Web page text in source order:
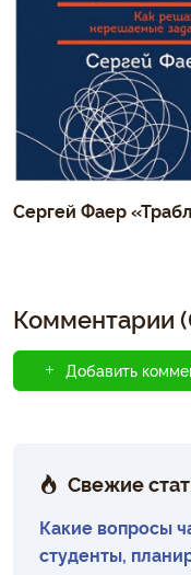
Сергей Фаер
Комментарии
Добавить
Свежие
Какие вопросы
студенты,